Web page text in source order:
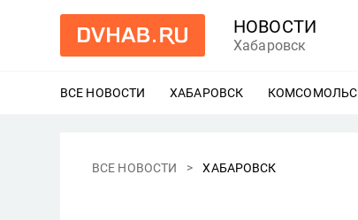
НОВОСТИ
Хабаровск
ВСЕ НОВОСТИ ХАБАРОВСК ЕЩЕ
ВСЕ НОВОСТИ ХАБАРОВСК